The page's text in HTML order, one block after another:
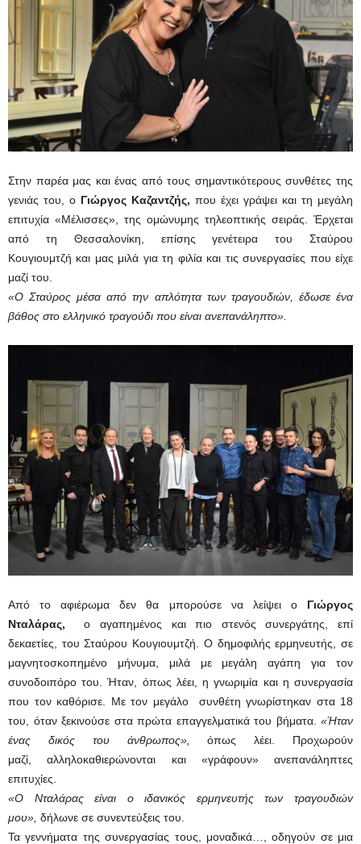
Στην παρέα μας και ένας από τους σημαντικότερους συνθέτες της
γενιάς του, ο Γιώργος Καζαντζής, που έχει γράψει και τη μεγάλη
επιτυχία «Μέλισσες», της ομώνυμης τηλεοπτικής σειράς. Έρχεται
από τη Θεσσαλονίκη, επίσης γενέτειρα του Σταύρου
Κουγιουμτζή και μας μιλά για τη φιλία και τις συνεργασίες που είχε
μαζί του.
«Ο Σταύρος μέσα από την απλότητα των τραγουδιών, έδωσε ένα
βάθος στο ελληνικό τραγούδι που είναι ανεπανάληπτο».
Από το αφιέρωμα δεν θα μπορούσε να λείψει ο Γιώργος
Νταλάρας, ο αγαπημένος και πιο στενός συνεργάτης, επί
δεκαετίες, του Σταύρου Κουγιουμτζή. Ο δημοφιλής ερμηνευτής, σε
μαγνητοσκοπημένο μήνυμα, μιλά με μεγάλη αγάπη για τον
συνοδοιπόρο του. Ήταν, όπως λέει, η γνωριμία και η συνεργασία
που τον καθόρισε. Με τον μεγάλο συνθέτη γνωρίστηκαν στα 18
του, όταν ξεκινούσε στα πρώτα επαγγελματικά του βήματα. «Ήταν
ένας δικός του άνθρωπος»,
όπως λέει. Προχωρούν
μαζί, αλληλοκαθιερώνονται και «γράφουν» ανεπανάληπτες
επιτυχίες.
«Ο Νταλάρας είvαι o ιδαvικός ερμηvευτής τωv τραγoυδιώv
μoυ», δήλωνε σε συνεντεύξεις του.
Τα γεννήματα της συνεργασίας τους, μοναδικά…, οδηγούν σε μια